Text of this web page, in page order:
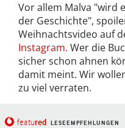
Vor allem Malva "wird
der Geschichte",
Weihnachtsvideo auf
Instagram. Wer die
sicher schon ahnen
damit meint. Wir
zu viel verraten.
featured LESEEMPFEHLUNGEN